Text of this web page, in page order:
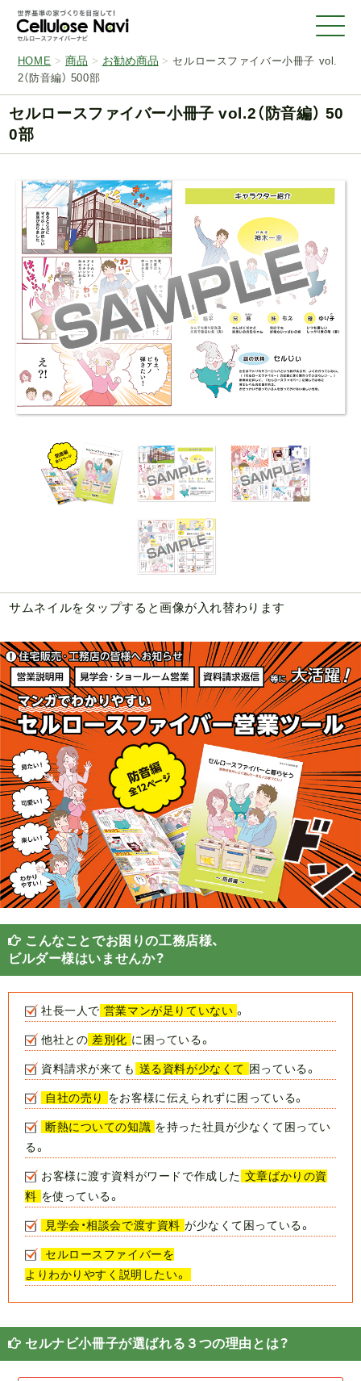
HOME > 商品 > お勧め商品 > セルロースファイバー小冊子 vol.
2（防音編） 500部
セルロースファイバー小冊子 vol.2（防音編） 50
0部
サムネイルをタップすると画像が入れ替わります
こんなことでお困りの工務店様、
ビルダー様はいませんか？
社長一人で 営業マンが足りていない 。
他社との 差別化 に困っている。
資料請求が来ても 送る資料が少なくて 困っている。
自社の売り をお客様に伝えられずに困っている。
断熱についての知識 を持った社員が少なくて困ってい
る。
お客様に渡す資料がワードで作成した 文章ばかりの資
料 を使っている。
見学会・相談会で渡す資料 が少なくて困っている。
セルロースファイバーを
よりわかりやすく説明したい。
セルナビ小冊子が選ばれる３つの理由とは？